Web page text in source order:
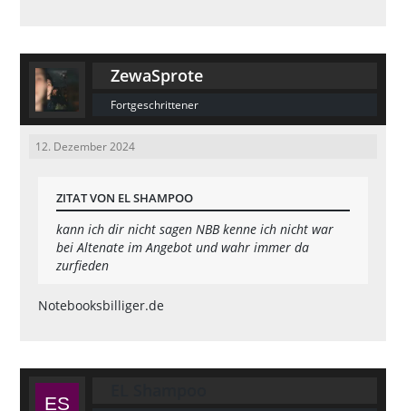
ZewaSprote
Fortgeschrittener
12. Dezember 2024
ZITAT VON EL SHAMPOO
kann ich dir nicht sagen NBB kenne ich nicht war
bei Altenate im Angebot und wahr immer da
zurfieden
Notebooksbilliger.de